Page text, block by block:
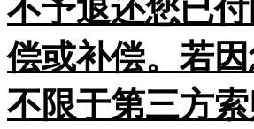
不予退还您已
偿或补偿。若
不限于第三方